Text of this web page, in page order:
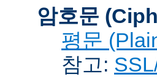
암호문
평문
참고: